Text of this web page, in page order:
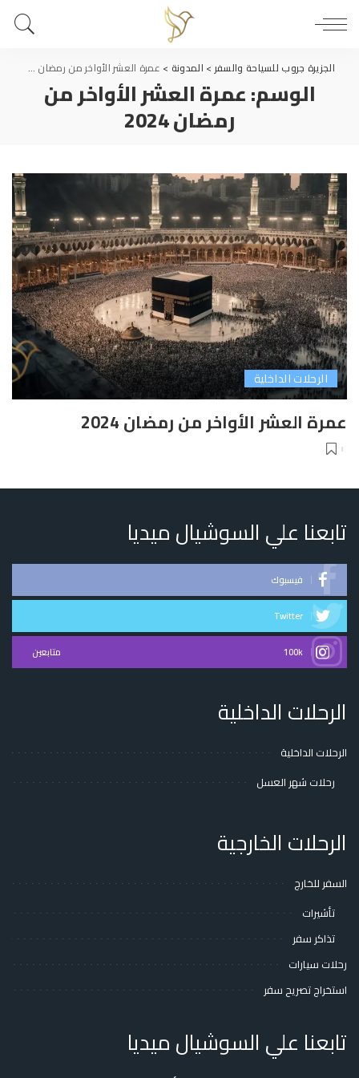
الجزيرة جروب للسياحة والسفر > المدونة > عمرة العشر الأواخر من رمضان 2024
الوسم:عمرة العشر الأواخر من
رمضان 2024
الرحلات الداخلية
عمرة العشر الأواخر من رمضان 2024
تابعنا علي السوشيال ميديا
فيسبوك
Twitter
100k متابعين
الرحلات الداخلية
الرحلات الداخلية
رحلات شهر العسل
الرحلات الخارجية
السفر للخارج
تأشيرات
تذاكر سفر
رحلات سيارات
استخراج تصريح سفر
تابعنا علي السوشيال ميديا